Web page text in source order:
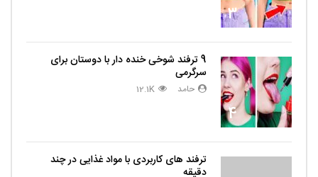
3
4
9 ترفند شوخی خنده دار با دوستان برای
سرگرمی
حامد 12.1K
ترفند های کاربردی با مواد غذایی در چند
دقیقه